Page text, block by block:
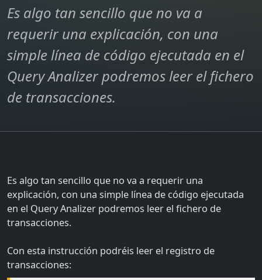
Es algo tan sencillo que no va a
requerir una explicación, con una
simple línea de código ejecutada en el
Query Analizer podremos leer el fichero
de transacciones.
Es algo tan sencillo que no va a requerir una
explicación, con una simple línea de código ejecutada
en el Query Analizer podremos leer el fichero de
transacciones.
Con esta instrucción podréis leer el registro de
transacciones: